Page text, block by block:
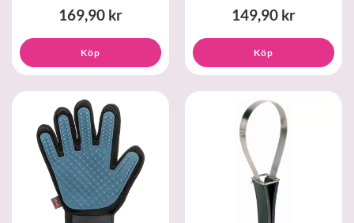
169,90 kr
Köp
149,90 kr
Köp